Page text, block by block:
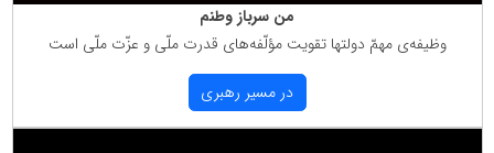
من سرباز وطنم
وظیفه‌ی مهمّ دولتها تقویت مؤلّفه‌های قدرت ملّی و عزّت ملّی است
در مسیر رهبری